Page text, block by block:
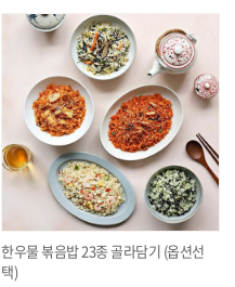
한우물 볶음밥 23종 골라담기 (옵션선
택)